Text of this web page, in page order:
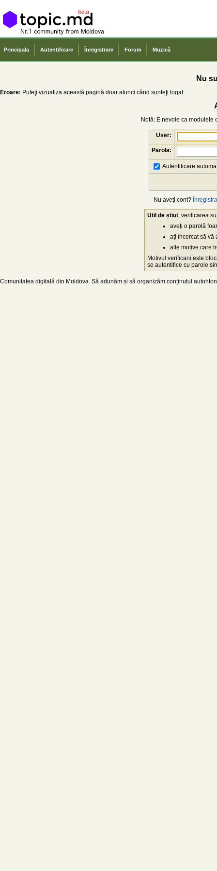
Principala Autentificare Înregistrare Forum Muzică
Nu
Eroare: Puteţi vizualiza această pagină doar atunci când sunteţi logat.
Notă: E nevoie ca modulele
User:
Parola:
Autentificare
Nu aveţi cont?
Util de știut , verificarea
aveți o parolă
ați încercat să vă
alte motive care
Motivul verificarii este
se autentifice cu parole
Comunitatea digitală din Moldova. Să adunăm și să organizăm conținutul